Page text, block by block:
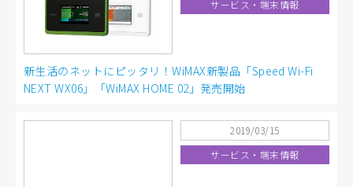
サービス・端末情報
新生活のネットにピッタリ！WiMAX新製品「Speed Wi-Fi
NEXT WX06」「WiMAX HOME 02」発売開始
2019/03/15
サービス・端末情報